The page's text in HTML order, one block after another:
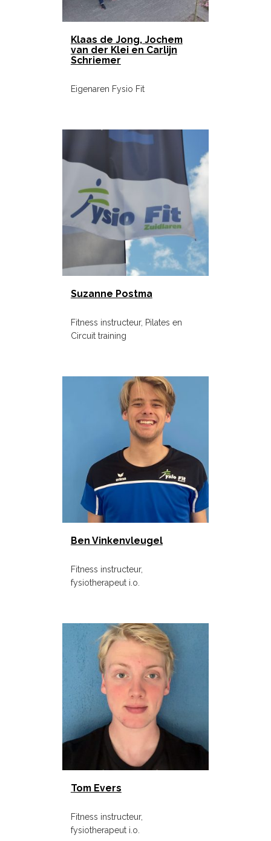
Klaas de Jong, Jochem
van der Klei en Carlijn
Schriemer
Eigenaren Fysio Fit
Suzanne Postma
Fitness instructeur, Pilates en
Circuit training
Ben Vinkenvleugel
Fitness instructeur,
fysiotherapeut i.o.
Tom Evers
Fitness instructeur,
fysiotherapeut i.o.